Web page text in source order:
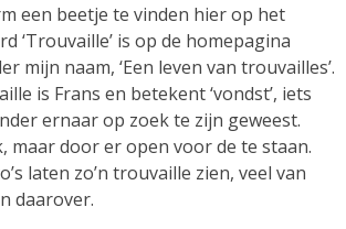
een beetje te vinden hier op het
‘Trouvaille’ is op de homepagina
mijn naam, ‘Een leven van trouvailles’.
is Frans en betekent ‘vondst’, iets
ernaar op zoek te zijn geweest.
maar door er open voor de te staan.
laten zo’n trouvaille zien, veel van
daarover.